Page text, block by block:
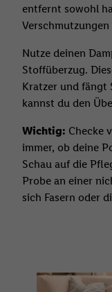
entfernt sowohl
Verschmutzungen
Nutze deinen
Stoffüberzug.
Kratzer und fängt
kannst du den
Wichtig: Checke
immer, ob deine
Schau auf die
Probe an einer
sich Fasern oder